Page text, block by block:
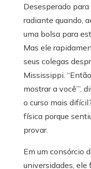
Desesperado
radiante quando,
uma bolsa para
Mas ele
seus colegas
Mississippi. “Então
mostrar a você’”,
o curso mais
física porque
provar.
Em um consórcio
universidades, ele